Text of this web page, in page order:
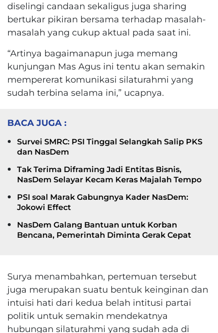
diselingi candaan sekaligus juga sharing
bertukar pikiran bersama terhadap masalah-
masalah yang cukup aktual pada saat ini.
“Artinya bagaimanapun juga memang
kunjungan Mas Agus ini tentu akan semakin
mempererat komunikasi silaturahmi yang
sudah terbina selama ini,” ucapnya.
BACA JUGA :
Survei SMRC: PSI Tinggal Selangkah Salip PKS
dan NasDem
Tak Terima Diframing Jadi Entitas Bisnis,
NasDem Selayar Kecam Keras Majalah Tempo
PSI soal Marak Gabungnya Kader NasDem:
Jokowi Effect
NasDem Galang Bantuan untuk Korban
Bencana, Pemerintah Diminta Gerak Cepat
Surya menambahkan, pertemuan tersebut
juga merupakan suatu bentuk keinginan dan
intuisi hati dari kedua belah intitusi partai
politik untuk semakin mendekatnya
hubungan silaturahmi yang sudah ada di